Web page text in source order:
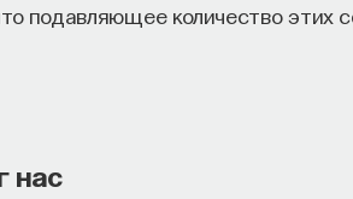
подавляющее количество этих
нас